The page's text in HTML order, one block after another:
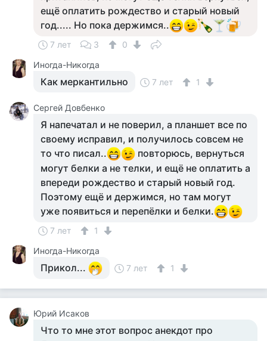
ещё оплатить рождество и старый новый
год..... Но пока держимся..
7 лет 3
0
Иногда-Никогда
Как меркантильно 7 лет 1
Сергей Довбенко
Я напечатал и не поверил, а планшет все по
своему исправил, и получилось совсем не
то что писал..
повторюсь, вернуться
могут белки а не телки, и ещё не оплатить а
впереди рождество и старый новый год.
Поэтому ещё и держимся, но там могут
уже появиться и перепёлки и белки.
7 лет
1
Иногда-Никогда
Прикол... 7 лет 1
Юрий Исаков
Что то мне этот вопрос анекдот про